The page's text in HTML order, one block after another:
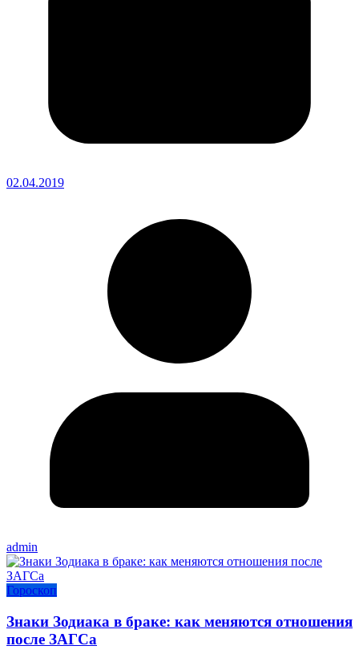
02.04.2019
admin
Гороскоп
Знаки Зодиака в браке: как меняются отношения
после ЗАГСа